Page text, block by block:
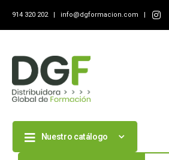
914 320 202 | info@dgformacion.com |
Nuestro catálogo